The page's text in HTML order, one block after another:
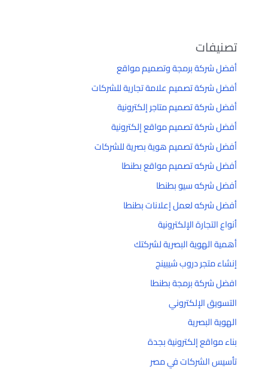
تصنيفات
أفضل شركة برمجة وتصميم مواقع
أفضل شركة تصميم علامة تجارية للشركات
أفضل شركة تصميم متاجر إلكترونية
أفضل شركة تصميم مواقع إلكترونية
أفضل شركة تصميم هوية بصرية للشركات
أفضل شركه تصميم مواقع بطنطا
أفضل شركه سيو بطنطا
أفضل شركه لعمل إعلانات بطنطا
أنواع التجارة الإلكترونية
أهمية الهوية البصرية لشركتك
إنشاء متجر دروب شيبينج
افضل شركة برمجة بطنطا
التسويق الإلكتروني
الهوية البصرية
بناء مواقع إلكترونية بجدة
تأسيس الشركات في مصر